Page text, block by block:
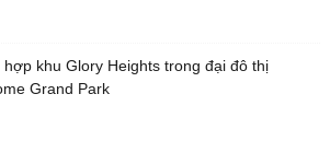
hợp khu Glory Heights trong đại đô thị
Grand Park